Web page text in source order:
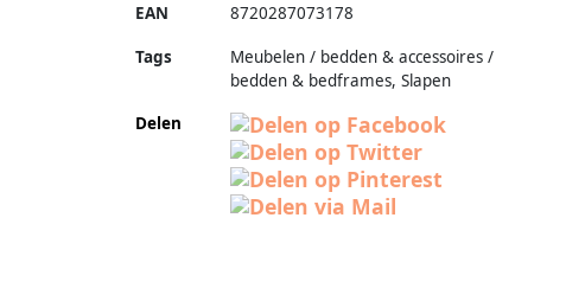
EAN 8720287073178
Tags
Meubelen / bedden & accessoires /
bedden & bedframes, Slapen
Delen